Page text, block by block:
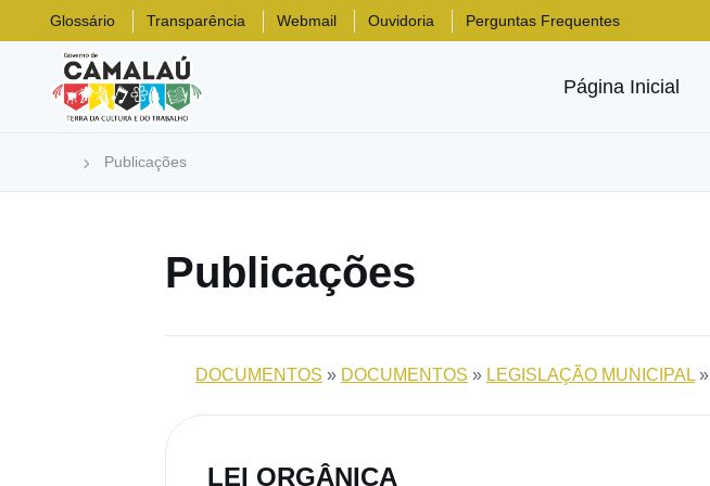
Glossário Transparência Webmail Ouvidoria Perguntas Frequentes
Página Inicial
Publicações
Publicações
DOCUMENTOS » DOCUMENTOS » LEGISLAÇÃO MUNICIPAL»
LEI ORGÂNICA